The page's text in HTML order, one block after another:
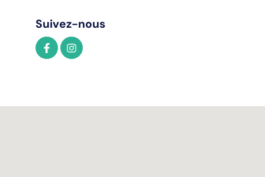
Suivez-nous